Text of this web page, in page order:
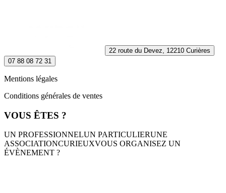
22 route du Devez, 12210 Curières
07 88 08 72 31
Mentions légales
Conditions générales de ventes
VOUS ÊTES ?
UN PROFESSIONNELUN PARTICULIERUNE
ASSOCIATIONCURIEUXVOUS ORGANISEZ UN
ÉVÈNEMENT ?